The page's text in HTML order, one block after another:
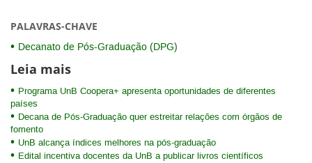
PALAVRAS-CHAVE
Decanato de Pós-Graduação (DPG)
Leia mais
Programa UnB Coopera+ apresenta oportunidades de diferentes
países
Decana de Pós-Graduação quer estreitar relações com órgãos de
fomento
UnB alcança índices melhores na pós-graduação
Edital incentiva docentes da UnB a publicar livros científicos